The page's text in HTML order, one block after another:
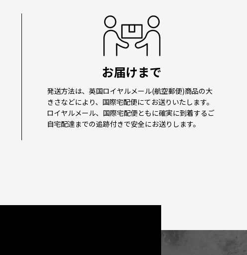
お届けまで
発送方法は、英国ロイヤルメール(航空郵便)商品の大
きさなどにより、国際宅配便にてお送りいたします。
ロイヤルメール、国際宅配便ともに確実に到着するご
自宅配達までの追跡付きで安全にお送りします。